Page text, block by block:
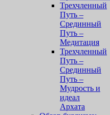
Трехчленный
Путь –
Срединный
Путь –
Медитация
Трехчленный
Путь –
Срединный
Путь –
Мудрость и
идеал
Архата